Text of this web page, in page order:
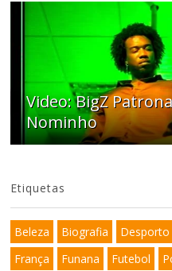
Video: BigZ
Nominho
Etiquetas
Beleza Biografia Desporto
França
Funana Futebol